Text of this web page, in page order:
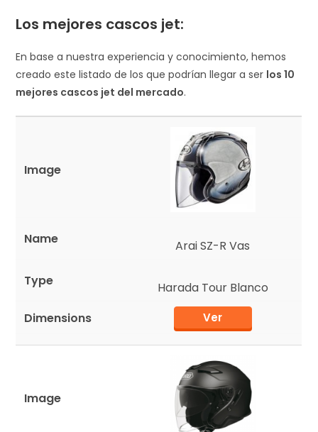
Los mejores cascos jet:
En base a nuestra experiencia y conocimiento, hemos
creado este listado de los que podrían llegar a ser los 10
mejores cascos jet del mercado.
Arai SZ-R Vas
Harada Tour Blanco
Ver